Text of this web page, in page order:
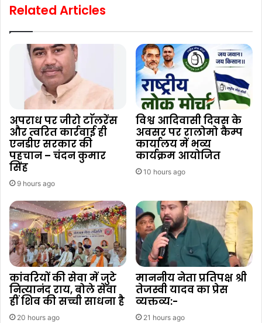
Related Articles
अपराध पर जीरो टाॅलरेंस
और त्वरित कार्रवाई ही
एनडीए सरकार की
पहचान – चंदन कुमार
सिंह
9 hours ago
विश्व आदिवासी दिवस के
अवसर पर रालोमो कैम्प
कार्यालय में भव्य
कार्यक्रम आयोजित
10 hours ago
कांवरियों की सेवा में जुटे
नित्यानंद राय, बोले सेवा
हीं शिव की सच्ची साधना है
20 hours ago
माननीय नेता प्रतिपक्ष श्री
तेजस्वी यादव का प्रेस
व्यक्तव्य:-
21 hours ago